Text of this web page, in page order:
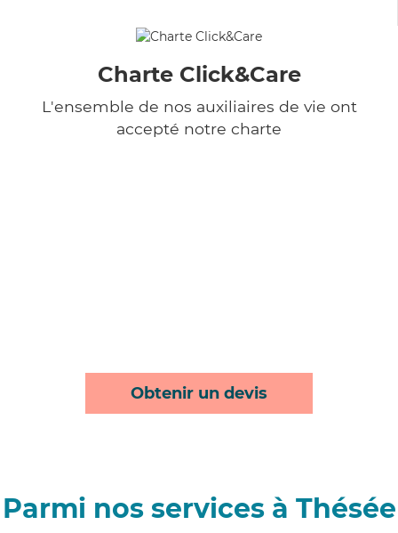
Charte Click&Care
L'ensemble de nos auxiliaires de vie ont
accepté notre charte
Obtenir un devis
Parmi nos services à Thésée